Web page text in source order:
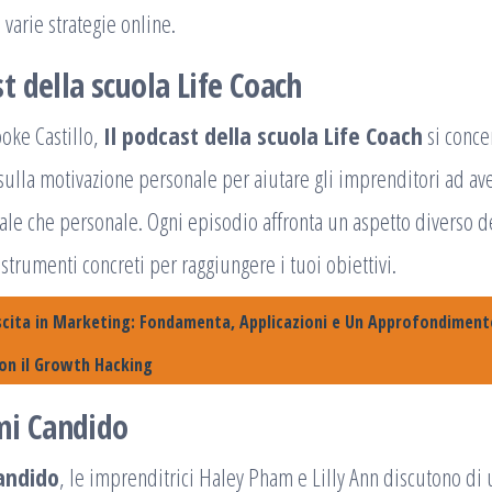
strategie online.
della scuola Life Coach
Castillo, Il podcast della scuola Life Coach si
motivazione personale per aiutare gli imprenditori ad
che personale. Ogni episodio affronta un aspetto diverso
concreti per raggiungere i tuoi obiettivi.
in Marketing: Fondamenta, Applicazioni e Un
il Growth Hacking
Candido
, le imprenditrici Haley Pham e Lilly Ann discutono di